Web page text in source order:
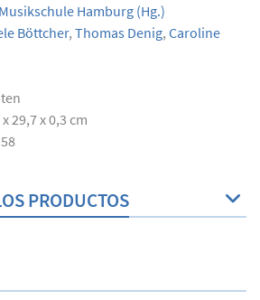
Hamburg(Hg.)
Böttcher, Thomas Denig, Caroline
x 29,7 x 0,3 cm
58
PRODUCTOS